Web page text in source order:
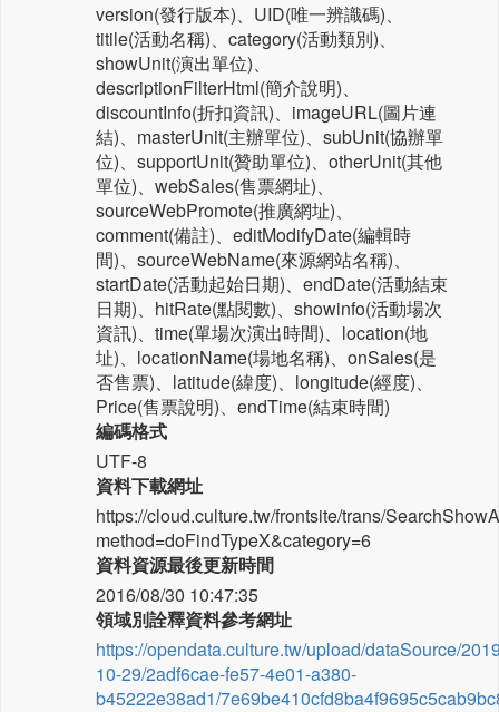
version(發行版本)、UID(唯一辨識碼)、
titile(活動名稱)、category(活動類別)、
showUnit(演出單位)、
descriptionFilterHtml(簡介說明)、
discountInfo(折扣資訊)、imageURL(圖片連
結)、masterUnit(主辦單位)、subUnit(協辦單
位)、supportUnit(贊助單位)、otherUnit(其他
單位)、webSales(售票網址)、
sourceWebPromote(推廣網址)、
comment(備註)、editModifyDate(編輯時
間)、sourceWebName(來源網站名稱)、
startDate(活動起始日期)、endDate(活動結束
日期)、hitRate(點閱數)、showinfo(活動場次
資訊)、time(單場次演出時間)、location(地
址)、locationName(場地名稱)、onSales(是
否售票)、latitude(緯度)、longitude(經度)、
Price(售票說明)、endTime(結束時間)
編碼格式
UTF-8
資料下載網址
https://cloud.culture.tw/frontsite/trans/
method=doFindTypeX&category=6
資料資源最後更新時間
2016/08/30 10:47:35
領域別詮釋資料參考網址
https://opendata.culture.tw/upload/dataSource/
10-29/2adf6cae-fe57-4e01-a380-
b45222e38ad1/